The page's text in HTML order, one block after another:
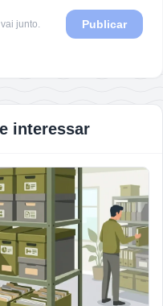
junto. Publicar
interessar